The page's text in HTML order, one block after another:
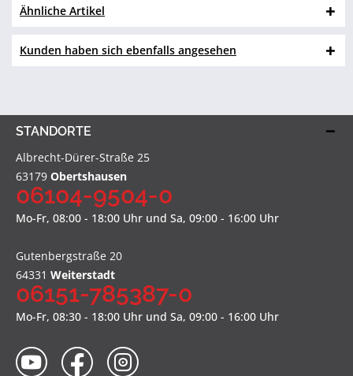
Ähnliche Artikel
Kunden haben sich ebenfalls angesehen
STANDORTE
Albrecht-Dürer-Straße 25
63179 Obertshausen
06104-9504-0
Mo-Fr, 08:00 - 18:00 Uhr und Sa, 09:00 - 16:00 Uhr
Gutenbergstraße 20
64331 Weiterstadt
06151-785387-0
Mo-Fr, 08:30 - 18:00 Uhr und Sa, 09:00 - 16:00 Uhr